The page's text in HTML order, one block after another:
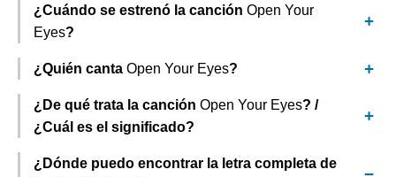
¿Cuándo se estrenó la canción Open Your
Eyes?
¿Quién canta Open Your Eyes?
¿De qué trata la canción Open Your Eyes? /
¿Cuál es el significado?
¿Dónde puedo encontrar la letra completa de